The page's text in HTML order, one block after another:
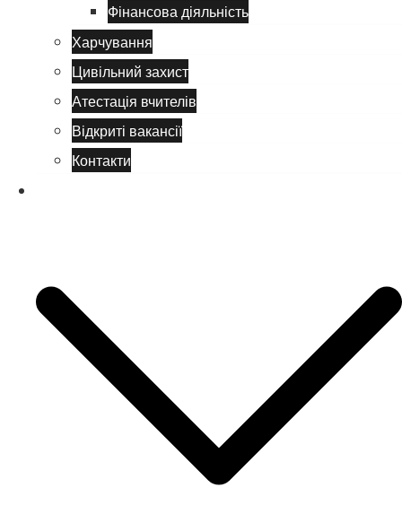
Фінансова діяльність
Харчування
Цивільний захист
Атестація вчителів
Відкриті вакансії
Контакти